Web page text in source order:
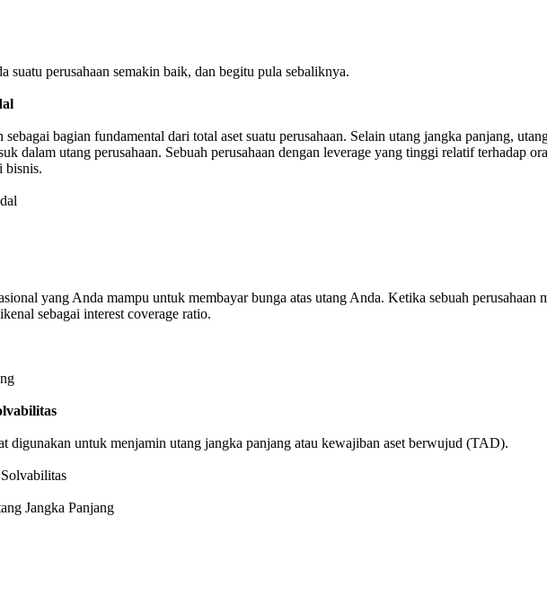
suatu perusahaan semakin baik, dan begitu pula sebaliknya.
bagian fundamental dari total aset suatu perusahaan. Selain utang jangka panjang,
dalam utang perusahaan. Sebuah perusahaan dengan leverage yang tinggi relatif terhadap
bisnis.
yang Anda mampu untuk membayar bunga atas utang Anda. Ketika sebuah perusahaan
sebagai interest coverage ratio.
digunakan untuk menjamin utang jangka panjang atau kewajiban aset berwujud (TAD).
Jangka Panjang